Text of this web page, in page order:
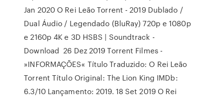
Jan 2020 O Rei Leão Torrent - 2019 Dublado /
Dual Áudio / Legendado (BluRay) 720p e 1080p
e 2160p 4K e 3D HSBS | Soundtrack -
Download 26 Dez 2019 Torrent Filmes -
»INFORMAÇÕES« Título Traduzido: O Rei Leão
Torrent Título Original: The Lion King IMDb:
6.3/10 Lançamento: 2019. 18 Set 2019 O Rei